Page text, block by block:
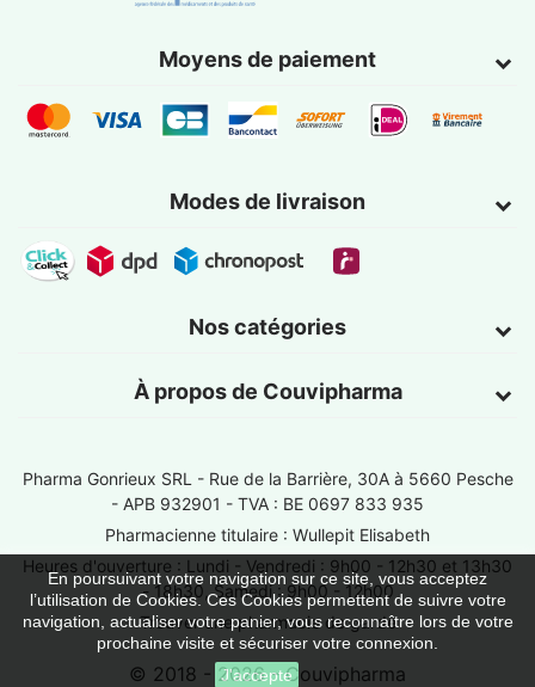
Moyens de paiement
Modes de livraison
Nos catégories
À propos de Couvipharma
En poursuivant votre navigation sur ce site, vous acceptez
l’utilisation de Cookies. Ces Cookies permettent de suivre votre
navigation, actualiser votre panier, vous reconnaître lors de votre
prochaine visite et sécuriser votre connexion.
J'accepte
Pharma Gonrieux SRL - Rue de la Barrière, 30A à 5660 Pesche
- APB 932901 - TVA : BE 0697 833 935
Pharmacienne titulaire : Wullepit Elisabeth
Heures d'ouverture : Lundi - Vendredi : 9h00 - 12h30 et 13h30
- 18h30, Samedi : 9h00 - 12h00
Trouver une pharmacie de garde
© 2018 - 2026 - Couvipharma